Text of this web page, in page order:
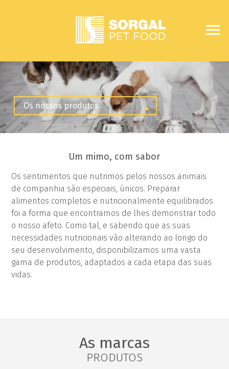
Um mimo, com sabor
Os sentimentos que nutrimos pelos nossos animais
de companhia são especiais, únicos. Preparar
alimentos completos e nutricionalmente equilibrados
foi a forma que encontramos de lhes demonstrar todo
o nosso afeto. Como tal, e sabendo que as suas
necessidades nutricionais vão alterando ao longo do
seu desenvolvimento, disponibilizamos uma vasta
gama de produtos, adaptados a cada etapa das suas
vidas.
As marcas
PRODUTOS